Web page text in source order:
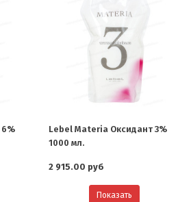
Lebel Materia Оксидант 3%
1000 мл.
2 915.00 руб
Показать